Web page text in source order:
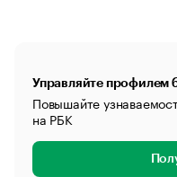
Управляйте профилем
Повышайте
на РБК